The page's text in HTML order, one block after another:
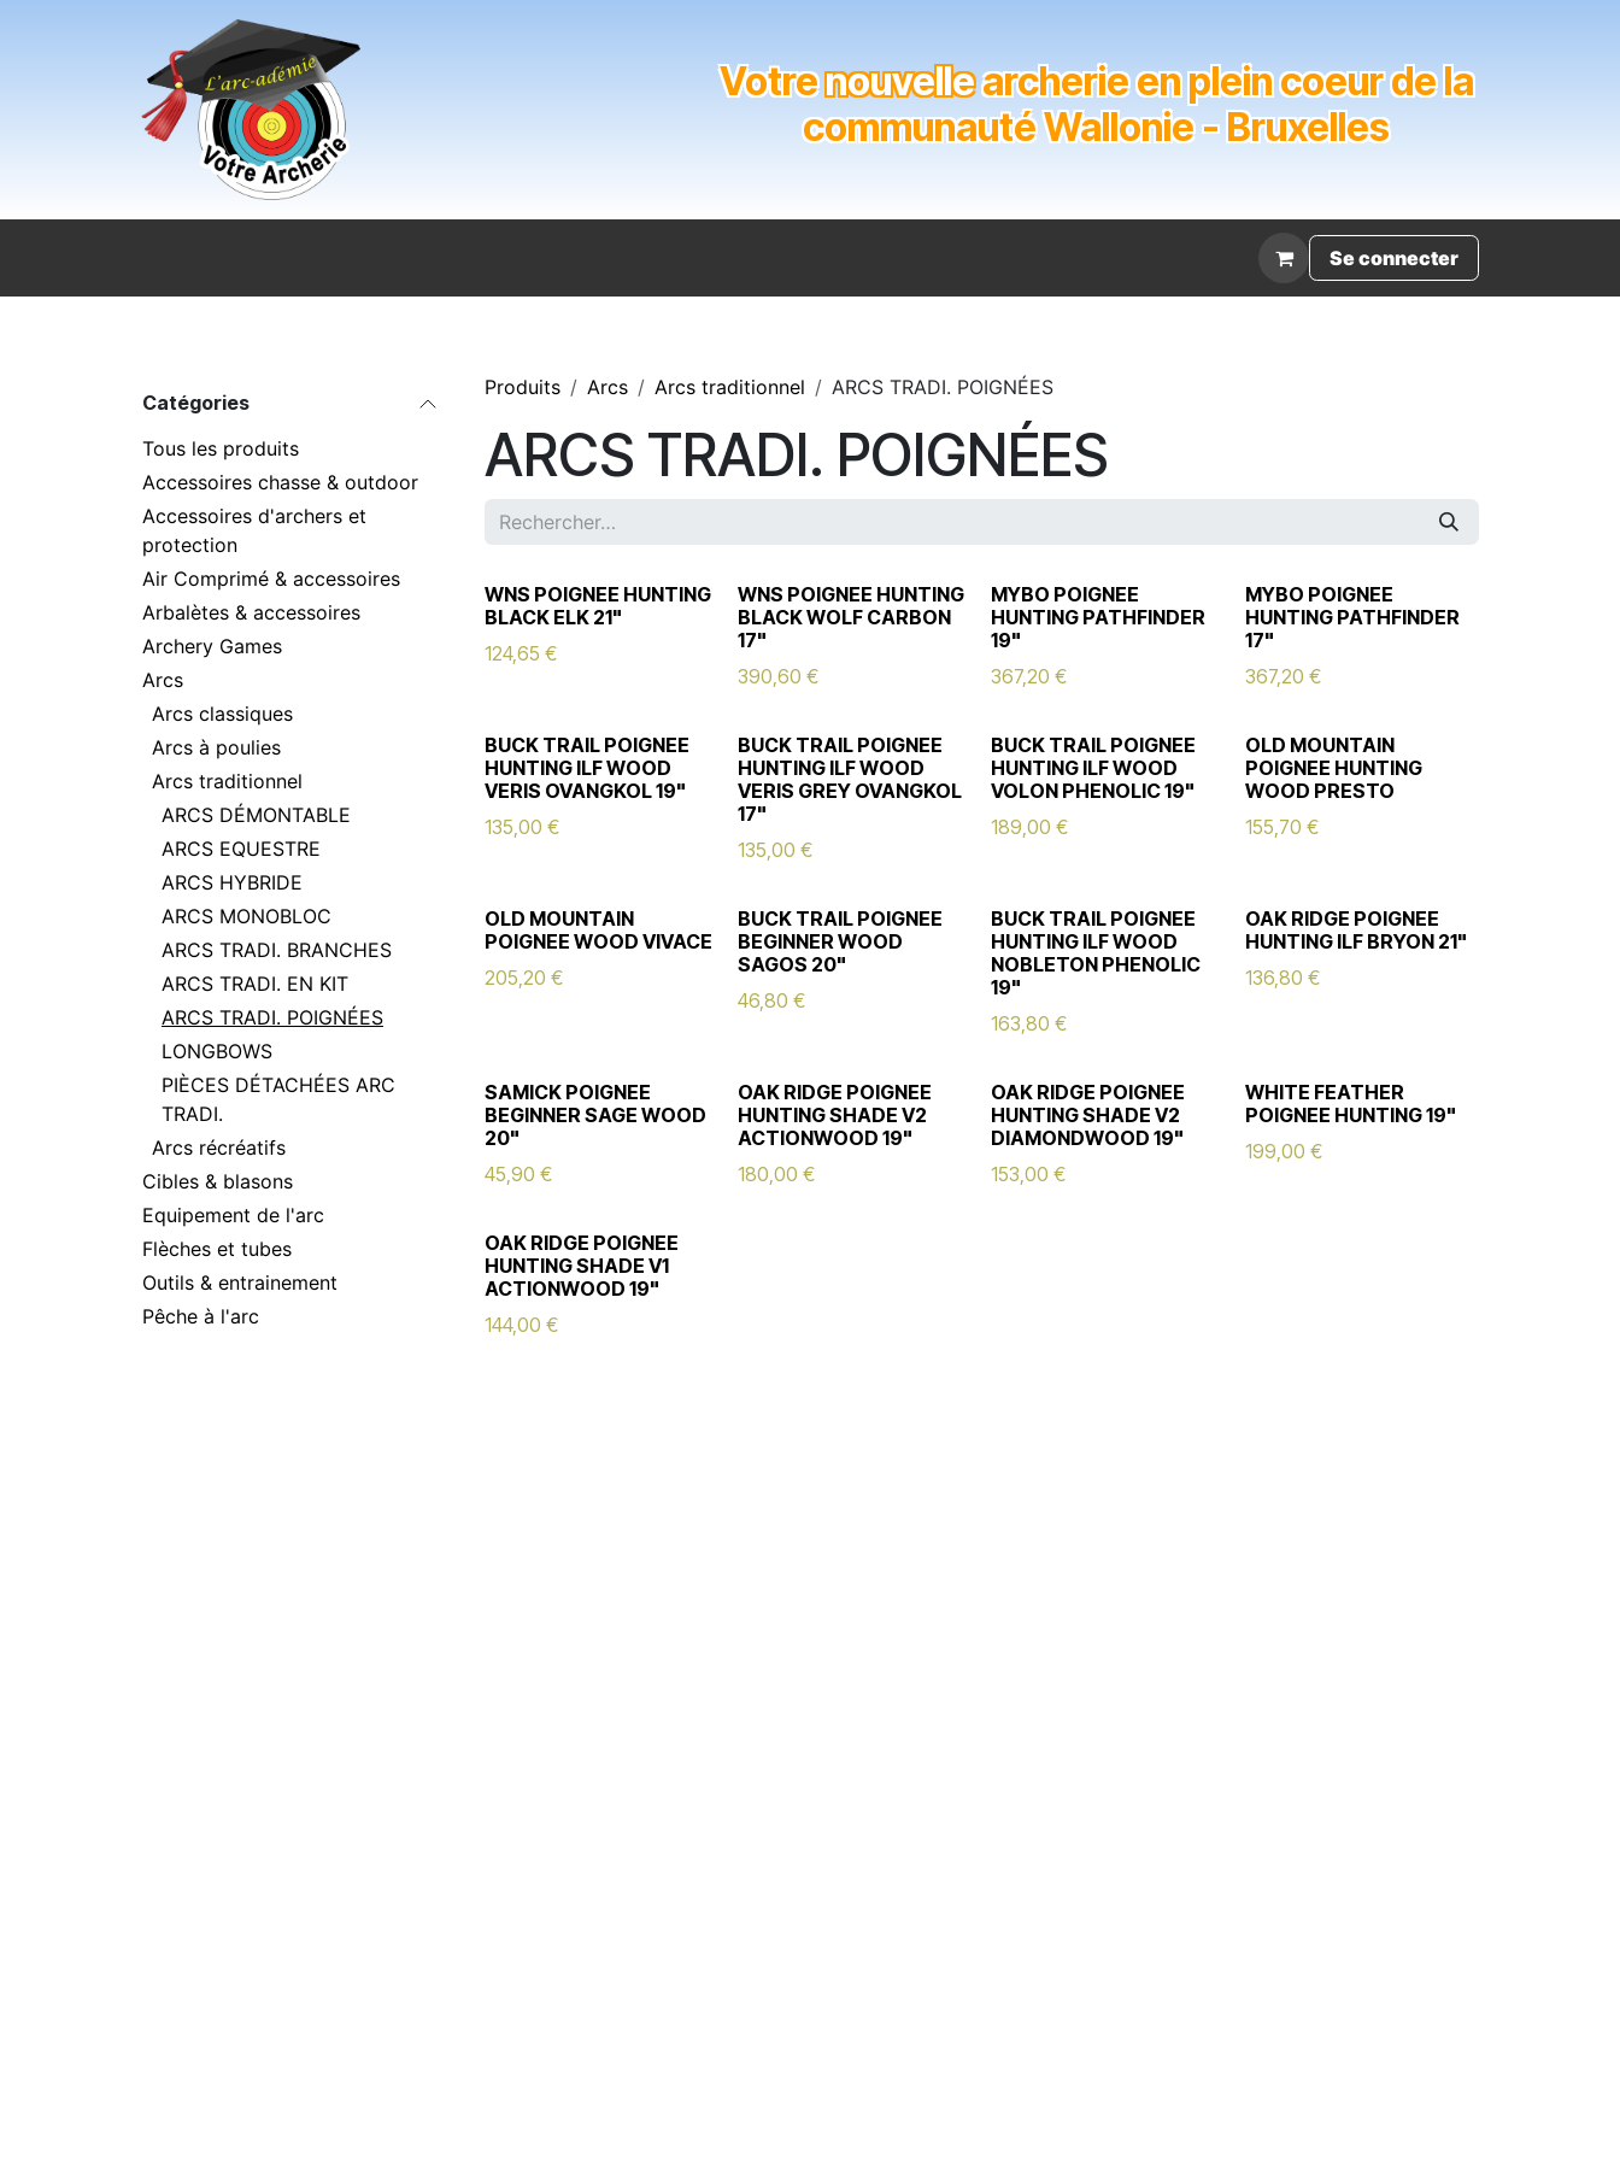
Votrenouvellearcherie en plein coeur de la
communauté Wallonie - Bruxelles
Se connecter
Catégories
Tous les produits
Accessoires chasse & outdoor
Accessoires d'archers et
protection
Air Comprimé & accessoires
Arbalètes & accessoires
Archery Games
Arcs
Arcs classiques
Arcs à poulies
Arcs traditionnel
ARCS DÉMONTABLE
ARCS EQUESTRE
ARCS HYBRIDE
ARCS MONOBLOC
ARCS TRADI. BRANCHES
ARCS TRADI. EN KIT
ARCS TRADI. POIGNÉES
LONGBOWS
PIÈCES DÉTACHÉES ARC
TRADI.
Arcs récréatifs
Cibles & blasons
Equipement de l'arc
Flèches et tubes
Outils & entrainement
Pêche à l'arc
Produits Arcs Arcs traditionnel ARCS TRADI. POIGNÉES
ARCS TRADI. POIGNÉES
WNS POIGNEE HUNTING
BLACK ELK 21"
124,65 €
WNS POIGNEE HUNTING
BLACK WOLF CARBON
17"
390,60 €
MYBO POIGNEE
HUNTING PATHFINDER
19"
367,20 €
MYBO POIGNEE
HUNTING PATHFINDER
17"
367,20 €
BUCK TRAIL POIGNEE
HUNTING ILF WOOD
VERIS OVANGKOL 19"
135,00 €
BUCK TRAIL POIGNEE
HUNTING ILF WOOD
VERIS GREY OVANGKOL
17"
135,00 €
BUCK TRAIL POIGNEE
HUNTING ILF WOOD
VOLON PHENOLIC 19"
189,00 €
OLD MOUNTAIN
POIGNEE HUNTING
WOOD PRESTO
155,70 €
OLD MOUNTAIN
POIGNEE WOOD VIVACE
205,20 €
BUCK TRAIL POIGNEE
BEGINNER WOOD
SAGOS 20"
46,80 €
BUCK TRAIL POIGNEE
HUNTING ILF WOOD
NOBLETON PHENOLIC
19"
163,80 €
OAK RIDGE POIGNEE
HUNTING ILF BRYON 21"
136,80 €
SAMICK POIGNEE
BEGINNER SAGE WOOD
20"
45,90 €
OAK RIDGE POIGNEE
HUNTING SHADE V2
ACTIONWOOD 19"
180,00 €
OAK RIDGE POIGNEE
HUNTING SHADE V2
DIAMONDWOOD 19"
153,00 €
WHITE FEATHER
POIGNEE HUNTING 19"
199,00 €
OAK RIDGE POIGNEE
HUNTING SHADE V1
ACTIONWOOD 19"
144,00 €